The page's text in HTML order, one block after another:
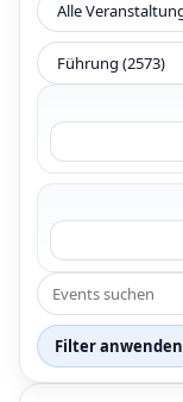
Filter anwenden